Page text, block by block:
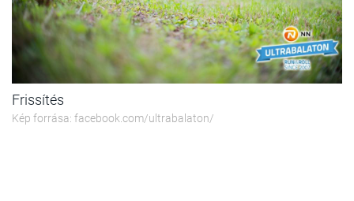
Frissítés
Kép forrása: facebook.com/ultrabalaton/